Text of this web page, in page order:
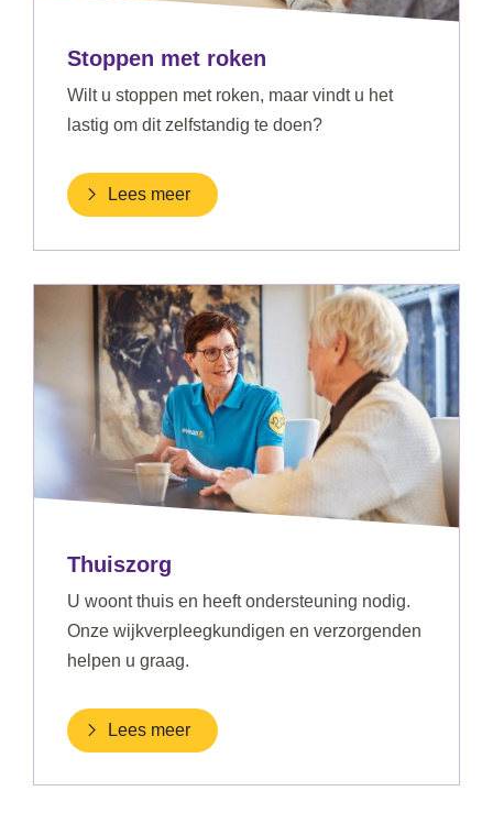
Stoppen met roken
Wilt u stoppen met roken, maar vindt u het
lastig om dit zelfstandig te doen?
Lees meer
Thuiszorg
U woont thuis en heeft ondersteuning nodig.
Onze wijkverpleegkundigen en verzorgenden
helpen u graag.
Lees meer